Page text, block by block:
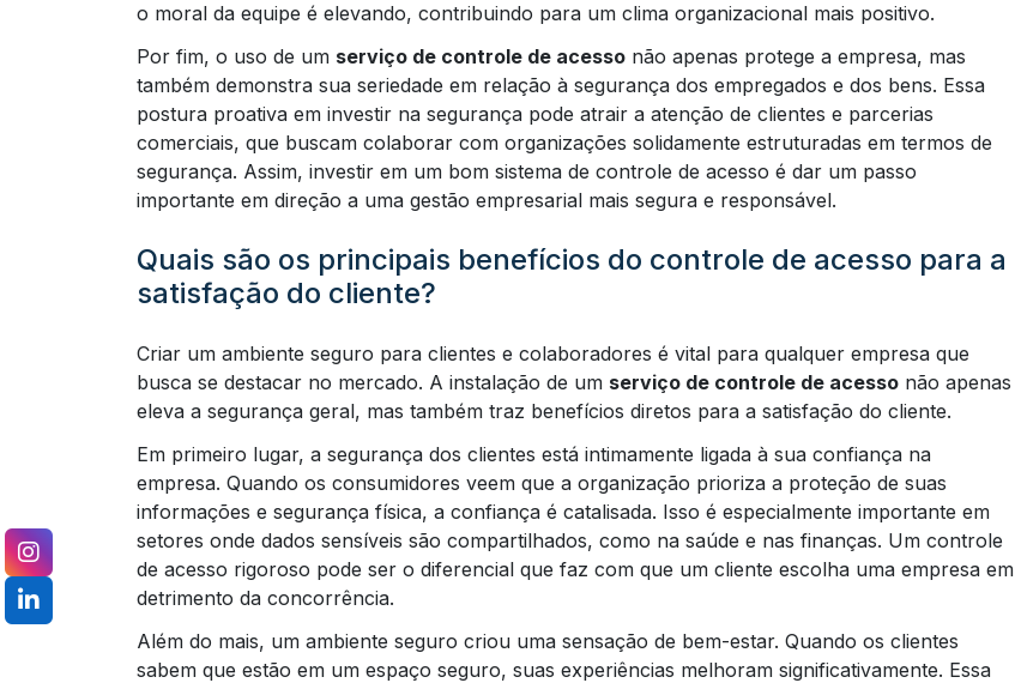
o moral da equipe é elevando, contribuindo para um clima organizacional mais positivo.
Por fim, o uso de um serviço de controle de acesso não apenas protege a empresa, mas
também demonstra sua seriedade em relação à segurança dos empregados e dos bens. Essa
postura proativa em investir na segurança pode atrair a atenção de clientes e parcerias
comerciais, que buscam colaborar com organizações solidamente estruturadas em termos de
segurança. Assim, investir em um bom sistema de controle de acesso é dar um passo
importante em direção a uma gestão empresarial mais segura e responsável.
Quais são os principais benefícios do controle de acesso para a
satisfação do cliente?
Criar um ambiente seguro para clientes e colaboradores é vital para qualquer empresa que
busca se destacar no mercado. A instalação de um serviço de controle de acesso não apenas
eleva a segurança geral, mas também traz benefícios diretos para a satisfação do cliente.
Em primeiro lugar, a segurança dos clientes está intimamente ligada à sua confiança na
empresa. Quando os consumidores veem que a organização prioriza a proteção de suas
informações e segurança física, a confiança é catalisada. Isso é especialmente importante em
setores onde dados sensíveis são compartilhados, como na saúde e nas finanças. Um controle
de acesso rigoroso pode ser o diferencial que faz com que um cliente escolha uma empresa em
detrimento da concorrência.
Além do mais, um ambiente seguro criou uma sensação de bem-estar. Quando os clientes
sabem que estão em um espaço seguro, suas experiências melhoram significativamente. Essa